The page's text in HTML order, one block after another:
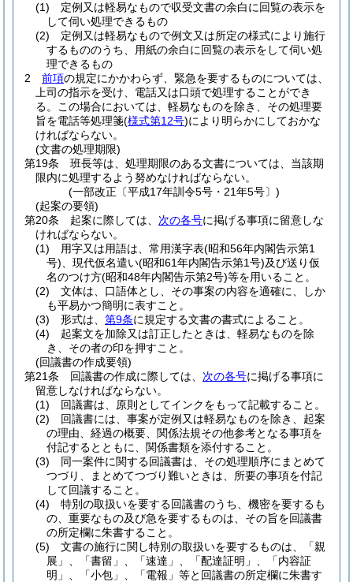
(1)
定例又は軽易なもので収受文書の余白に回覧の表示を
して伺い処理できるもの
(2)
定例又は軽易なもので例文又は所定の様式により施行
するもののうち、用紙の余白に回覧の表示をして伺い処
理できるもの
2
前項の規定にかかわらず、緊急を要するものについては、
上司の指示を受け、電話又は口頭で処理することができ
る。
この場合においては、軽易なものを除き、その処理要
旨を電話等処理箋(様式第12号)により明らかにしておかな
ければならない。
(文書の処理期限)
第19条
班長等は、処理期限のある文書については、当該期
限内に処理するよう努めなければならない。
(一部改正〔平成17年訓令5号・21年5号〕)
(起案の要領)
第20条
起案に際しては、 次の各号に掲げる事項に留意しな
ければならない。
(1)
用字又は用語は、常用漢字表(昭和56年内閣告示第1
号) 、現代仮名遣い(昭和61年内閣告示第1号)及び送り仮
名のつけ方(昭和48年内閣告示第2号)等を用いること。
(2)
文体は、口語体とし、その事案の内容を適確に、しか
も平易かつ簡明に表すこと。
(3)
形式は、 第9条に規定する文書の書式によること。
(4)
起案文を加除又は訂正したときは、軽易なものを除
き、その者の印を押すこと。
(回議書の作成要領)
第21条
回議書の作成に際しては、 次の各号に掲げる事項に
留意しなければならない。
(1)
回議書は、原則としてインクをもって記載すること。
(2)
回議書には、事案が定例又は軽易なものを除き、起案
の理由、経過の概要、関係法規その他参考となる事項を
付記するとともに、関係書類を添付すること。
(3)
同一案件に関する回議書は、その処理順序にまとめて
つづり、まとめてつづり難いときは、所要の事項を付記
して回議すること。
(4)
特別の取扱いを要する回議書のうち、機密を要するも
の、重要なもの及び急を要するものは、その旨を回議書
の所定欄に朱書すること。
(5)
文書の施行に関し特別の取扱いを要するものは、「親
展」、「書留」、「速達」、「配達証明」、「内容証
明」、「小包」、「電報」等と回議書の所定欄に朱書す